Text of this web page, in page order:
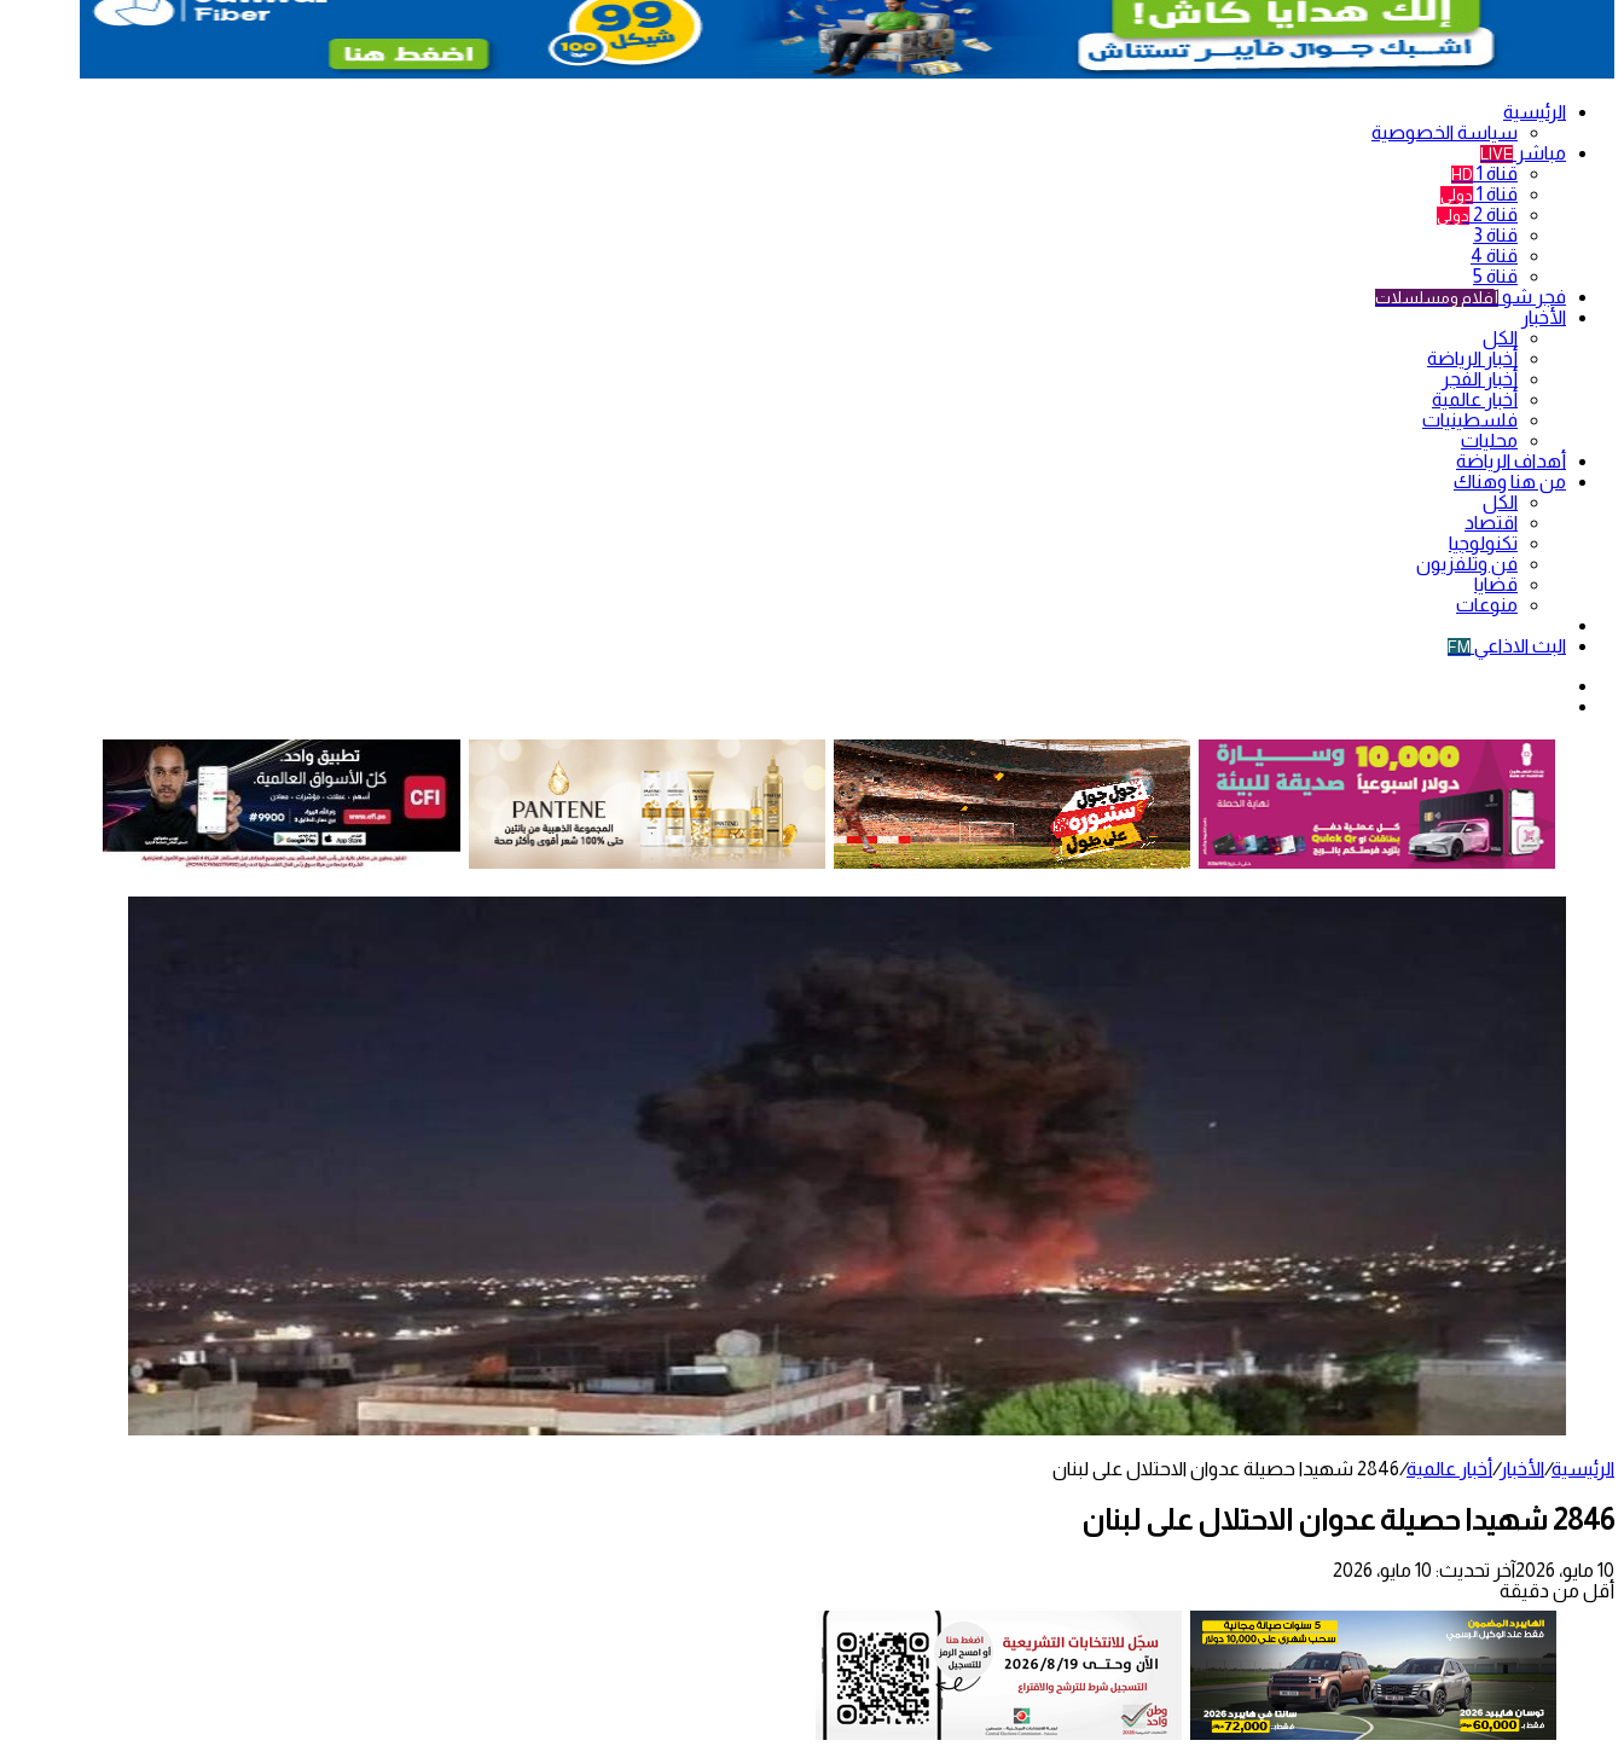
الرئيسية
سياسة الخصوصية
مباشر LIVE
قناة 1 HD
قناة 1 دولي
قناة 2 دولي
قناة 3
قناة 4
قناة 5
فجر شو أفلام ومسلسلات
الأخبار
الكل
أخبار الرياضة
أخبار الفجر
أخبار عالمية
فلسطينيات
محليات
أهداف الرياضة
من هنا وهناك
الكل
اقتصاد
تكنولوجيا
فن وتلفزيون
قضايا
منوعات
البث الاذاعي FM
الرئيسية/الأخبار/أخبار عالمية/2846 شهيدا حصيلة عدوان الاحتلال على لبنان
2846 شهيدا حصيلة عدوان الاحتلال على لبنان
10 مايو، 2026
آخر تحديث: 10 مايو، 2026
أقل من دقيقة